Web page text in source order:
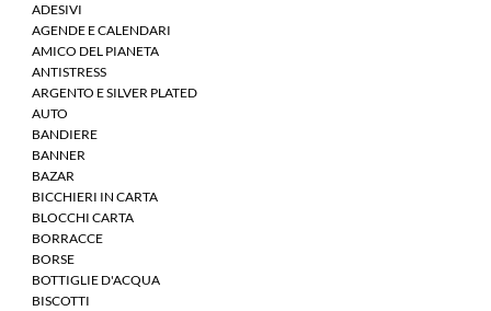
ADESIVI
AGENDE E CALENDARI
AMICO DEL PIANETA
ANTISTRESS
ARGENTO E SILVER PLATED
AUTO
BANDIERE
BANNER
BAZAR
BICCHIERI IN CARTA
BLOCCHI CARTA
BORRACCE
BORSE
BOTTIGLIE D'ACQUA
BISCOTTI